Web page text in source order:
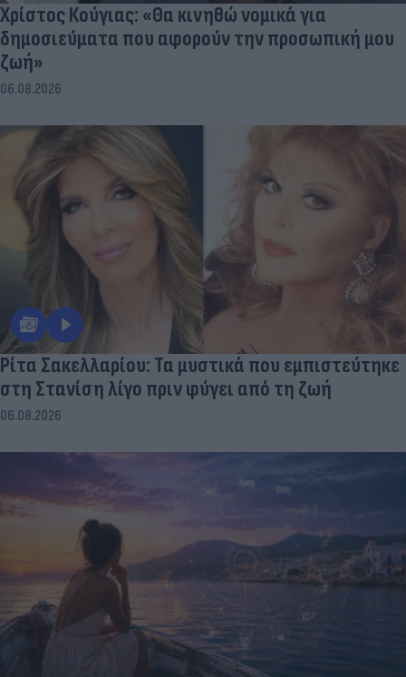
Χρίστος Κούγιας: «Θα κινηθώ νομικά για
δημοσιεύματα που αφορούν την προσωπική μου
ζωή»
06.08.2026
Ρίτα Σακελλαρίου: Τα μυστικά που εμπιστεύτηκε
στη Στανίση λίγο πριν φύγει από τη ζωή
06.08.2026